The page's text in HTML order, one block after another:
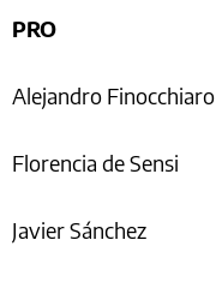
PRO
Alejandro Finocchiaro
Florencia de Sensi
Javier Sánchez